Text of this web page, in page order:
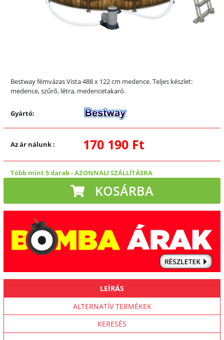
Bestway fémvázas Vista 488 x 122 cm medence. Teljes készlet:
medence, szűrő, létra, medencetakaró.
Gyártó:
Az ár nálunk: 170 190 Ft
Több mint 5 darab-AZONNALI SZÁLLÍTÁSRA
KOSÁRBA
LEÍRÁS
ALTERNATÍV TERMÉKEK
KERESÉS